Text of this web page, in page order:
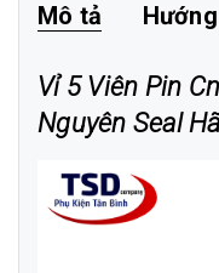
Mô tả
Vỉ 5 Viên Pin
Nguyên Seal